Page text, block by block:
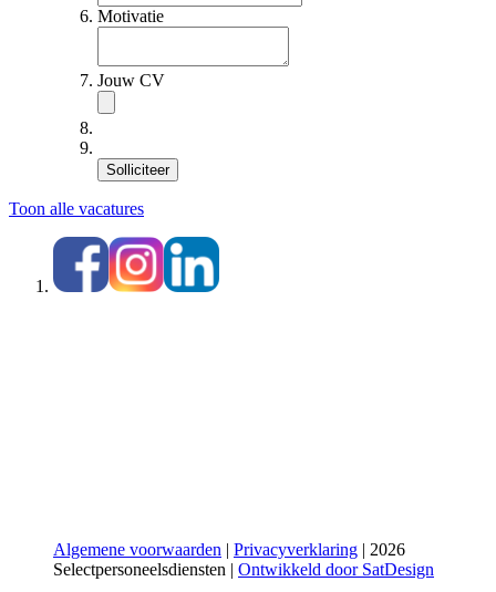
Motivatie
Jouw CV
Solliciteer
Toon alle vacatures
Algemene voorwaarden Privacyverklaring | 2026
Selectpersoneelsdiensten | Ontwikkeld door SatDesign